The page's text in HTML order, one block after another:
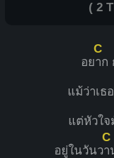
( 2
อย
C
าก
แม้ว่าเธ
แต่หัวใ
อยู่ในวันว
C
า